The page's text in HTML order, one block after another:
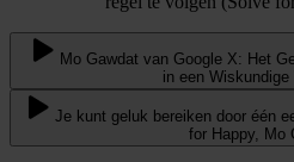
Mo Gawdat van Google X: Het
in een Wiskundige
Je kunt geluk bereiken door één
for Happy, Mo